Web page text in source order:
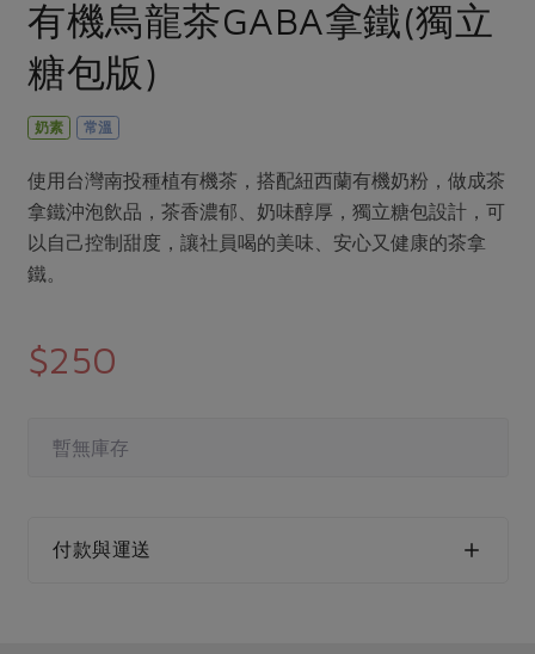
家庭清潔 織品
日用品
防災用品
最新產品
優惠專區
樂齡友善
主題食譜
異國料理
養身食補
節慶大餐
高麗菜海鮮煎餅
更多議題活動
傳到心坎裡，誠心又澎派
生活者e週報
綠主張月刊
典藏閱覽室
選舉專區
最新消息
下載專區
地區活動
活動報下載
有機烏龍茶GABA拿鐵(獨立
糖包版)
奶素 常溫
使用台灣南投種植有機茶，搭配紐西蘭有機奶粉，做成茶
拿鐵沖泡飲品，茶香濃郁、奶味醇厚，獨立糖包設計，可
以自己控制甜度，讓社員喝的美味、安心又健康的茶拿
鐵。
$250
暫無庫存
付款與運送